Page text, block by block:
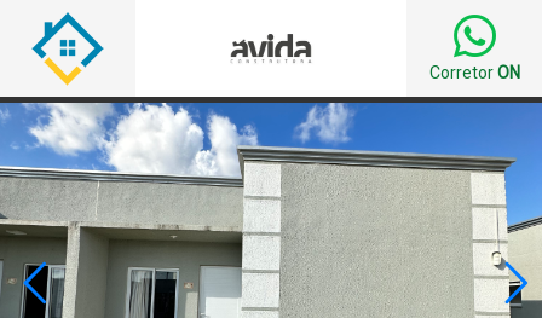
CorretorON
 